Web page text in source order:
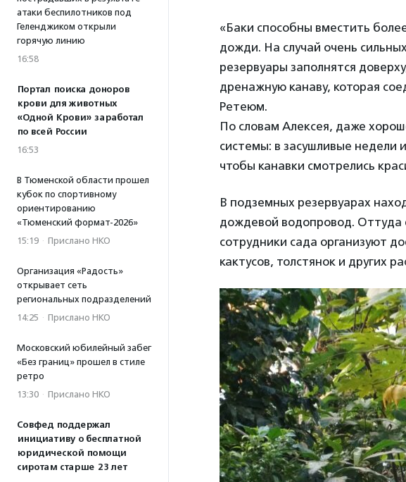
атаки беспилотников под
Геленджиком открыли
горячую линию
16:58
Портал поиска доноров
крови для животных
«Одной Крови» заработал
по всей России
16:53
В Тюменской области прошел
кубок по спортивному
ориентированию
«Тюменский формат-2026»
15:19 · Прислано НКО
Организация «Радость»
открывает сеть
региональных подразделений
14:25 · Прислано НКО
Московский юбилейный забег
«Без границ» прошел в стиле
ретро
13:30 · Прислано НКО
Совфед поддержал
инициативу о бесплатной
юридической помощи
сиротам старше 23 лет
«Баки способны вместить
дожди. На случай очень
резервуары заполнятся
дренажную канаву, которая
Ретеюм.
По словам Алексея, даже
системы: в засушливые недели
чтобы канавки смотрелись
В подземных резервуарах
дождевой водопровод. Оттуда
сотрудники сада организуют
кактусов, толстянок и других